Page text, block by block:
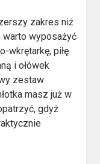
zakres niż
warto wyposażyć
wkrętarkę, piłę
i ołówek
zestaw
masz już w
gdyż